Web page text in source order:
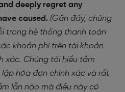
deeply regret any
caused. (Gần đây, chúng
trong hệ thống thanh toán
khoản phí trên tài khoản
xác. Chúng tôi hiểu tầm
hóa đơn chính xác và rất
lẫn nào mà điều này có